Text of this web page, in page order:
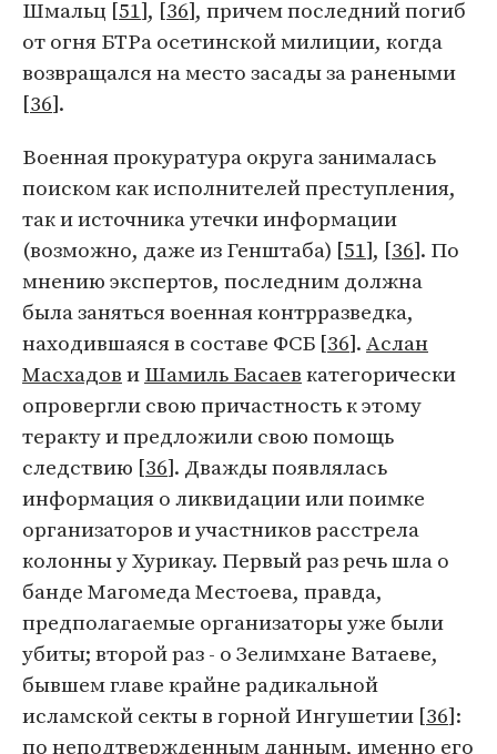
Шмальц [51], [36], причем последний погиб
от огня БТРа осетинской милиции, когда
возвращался на место засады за ранеными
[36].
Военная прокуратура округа занималась
поиском как исполнителей преступления,
так и источника утечки информации
(возможно, даже из Генштаба) [51], [36]. По
мнению экспертов, последним должна
была заняться военная контрразведка,
находившаяся в составе ФСБ [36].Аслан
МасхадовиШамиль Басаевкатегорически
опровергли свою причастность к этому
теракту и предложили свою помощь
следствию [36]. Дважды появлялась
информация о ликвидации или поимке
организаторов и участников расстрела
колонны у Хурикау. Первый раз речь шла о
банде Магомеда Местоева, правда,
предполагаемые организаторы уже были
убиты; второй раз - о Зелимхане Ватаеве,
бывшем главе крайне радикальной
исламской секты в горной Ингушетии [36]:
по неподтвержденным данным, именно его